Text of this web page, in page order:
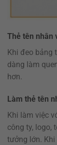
Thẻ tên nhân
Khi đeo bảng
dàng làm
hơn.
Làm thẻ tên
Khi làm việc
công ty, logo,
tưởng lớn. Khi